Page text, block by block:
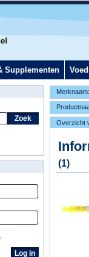
Supplementen
Merknaam:
Zoek
Overzicht
(1)